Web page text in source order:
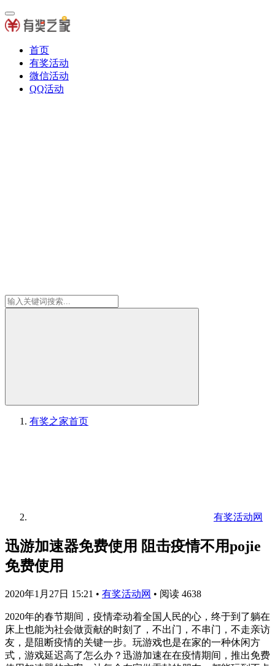
首页
有奖活动
微信活动
QQ活动
有奖之家首页
有奖活动网
迅游加速器免费使用 阻击疫情不用pojie
免费使用
2020年1月27日 15:21 • 有奖活动网 • 阅读 4638
2020年的春节期间，疫情牵动着全国人民的心，终于到了躺在
床上也能为社会做贡献的时刻了，不出门，不串门，不走亲访
友，是阻断疫情的关键一步。玩游戏也是在家的一种休闲方
式，游戏延迟高了怎么办？迅游加速在在疫情期间，推出免费